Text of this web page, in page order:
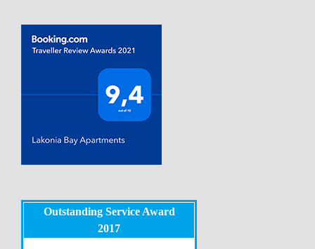
Outstanding Service Award
2017